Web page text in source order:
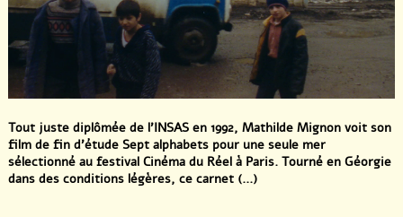
Tout juste diplômée de l’INSAS en 1992, Mathilde Mignon voit son
film de fin d’étude Sept alphabets pour une seule mer
sélectionné au festival Cinéma du Réel à Paris. Tourné en Géorgie
dans des conditions légères, ce carnet (...)